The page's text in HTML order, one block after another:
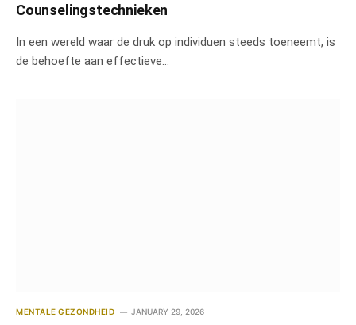
Counselingstechnieken
In een wereld waar de druk op individuen steeds toeneemt, is
de behoefte aan effectieve…
MENTALE GEZONDHEID JANUARY 29, 2026